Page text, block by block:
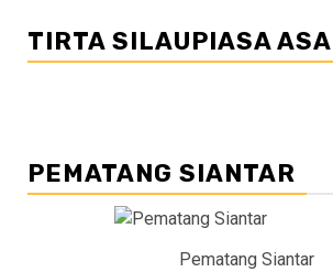
TIRTA SILAUPIASA
PEMATANG SIANTAR
Pematang Siantar